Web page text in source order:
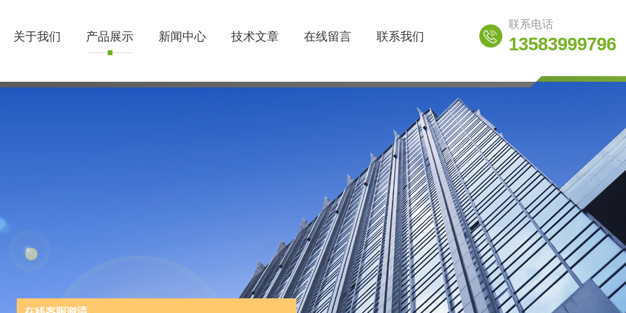
关于我们 产品展示 新闻中心 技术文章 在线留言 联系我们
联系电话
13583999796